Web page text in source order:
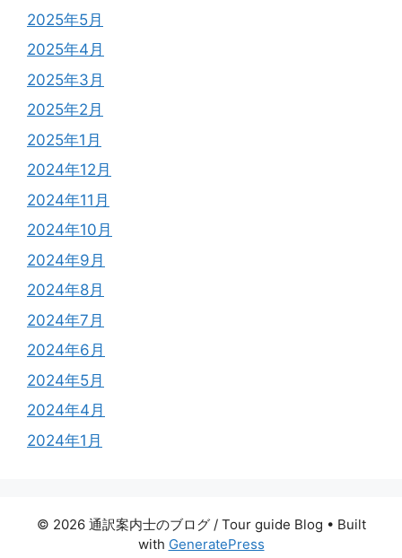
2025年5月
2025年4月
2025年3月
2025年2月
2025年1月
2024年12月
2024年11月
2024年10月
2024年9月
2024年8月
2024年7月
2024年6月
2024年5月
2024年4月
2024年1月
© 2026 通訳案内士のブログ / Tour guide Blog • Built
with GeneratePress